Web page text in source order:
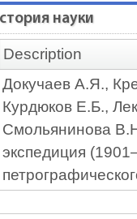
науки
Description
Докучаев А.Я.,
Курдюков Е.Б.,
Смольянинова
экспедиция